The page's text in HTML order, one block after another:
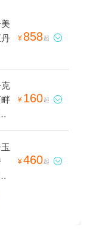
¥ 858起 
¥ 160起 
¥460起 